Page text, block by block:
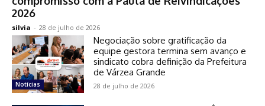
2026
silvia - 28 de julho de 2026
Notícias
Negociação sobre gratificação da
equipe gestora termina sem avanço e
sindicato cobra definição da Prefeitura
de Várzea Grande
28 de julho de 2026